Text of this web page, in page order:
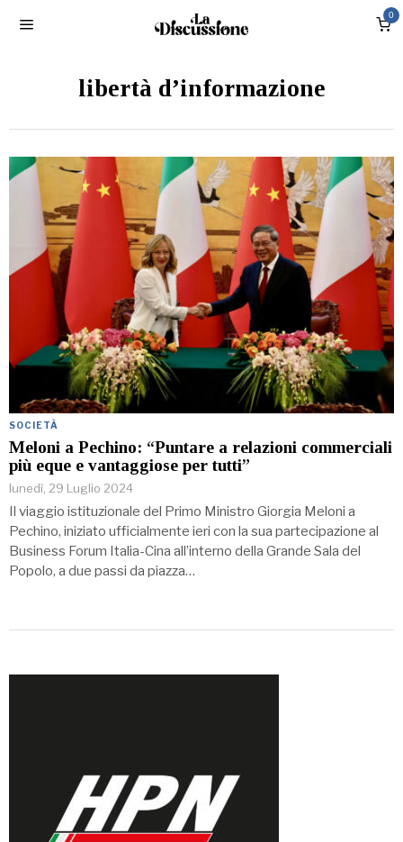
0
libertà d’informazione
SOCIETÀ
Meloni a Pechino: “Puntare a relazioni commerciali
più eque e vantaggiose per tutti”
lunedì, 29 Luglio 2024
Il viaggio istituzionale del Primo Ministro Giorgia Meloni a
Pechino, iniziato ufficialmente ieri con la sua partecipazione al
Business Forum Italia-Cina all’interno della Grande Sala del
Popolo, a due passi da piazza…